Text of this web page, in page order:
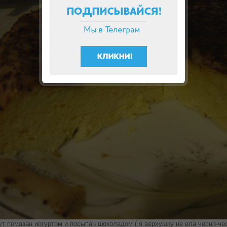
помазан иогуртом и посыпан шоколадом ( я верхушку не ела чесно-